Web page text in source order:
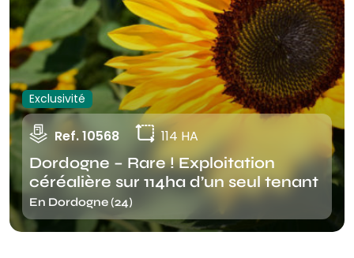
Exclusivité
Ref. 10568 114 HA
Dordogne – Rare ! Exploitation
céréalière sur 114ha d’un seul tenant
En Dordogne (24)